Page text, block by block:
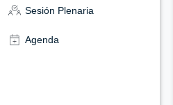
Sesión Plenaria
Agenda